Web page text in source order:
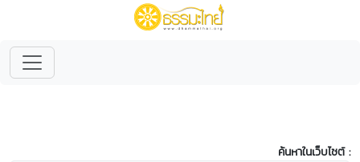
ค้นหาในเว็บไซต์ :